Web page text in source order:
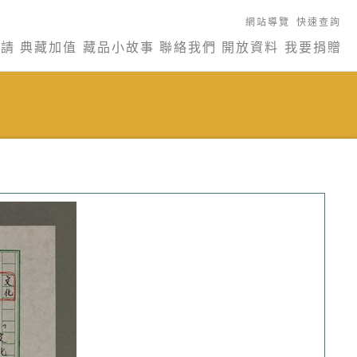
網站導覽 快速查詢
典藏加值 藏品小故事 聯絡我們 開放資料 我要捐贈